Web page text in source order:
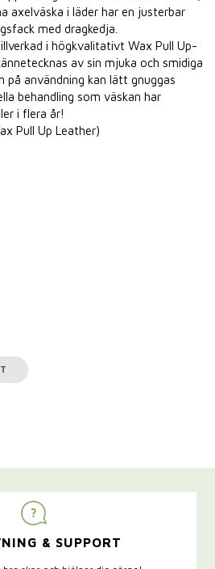
axelväska i läder har en justerbar
med dragkedja.
i högkvalitativt Wax Pull Up-
av sin mjuka och smidiga
på användning kan lätt gnuggas
behandling som väskan har
i flera år!
Pull Up Leather)
& SUPPORT